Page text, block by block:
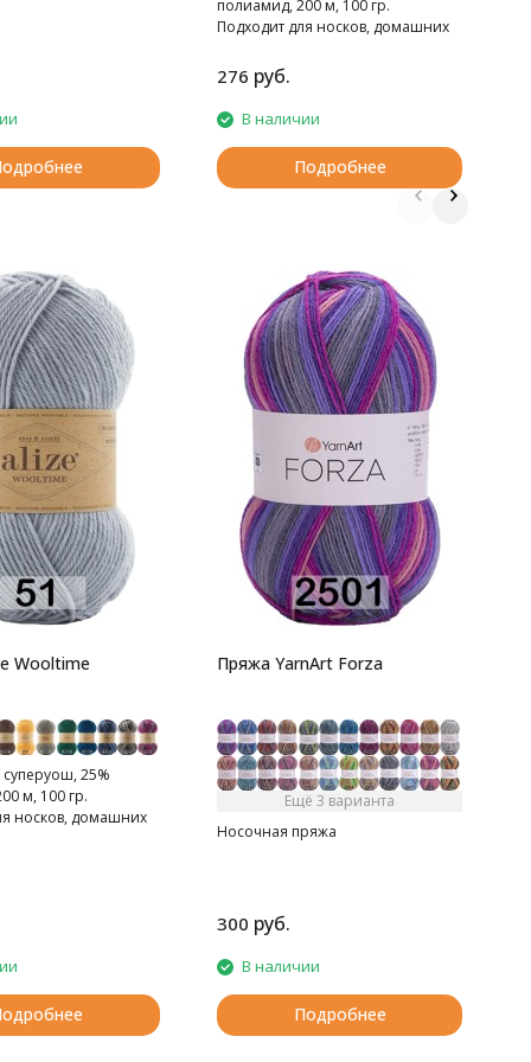
полиамид, 200 м, 100 гр.
Подходит для носков, домашних
276 руб.
В наличии
Подробнее
Wooltime
25%
м, 100 гр.
носков, домашних
Пряжа YarnArt Forza
Ещё 3 варианта
Носочная пряжа
300 руб.
В наличии
Подробнее